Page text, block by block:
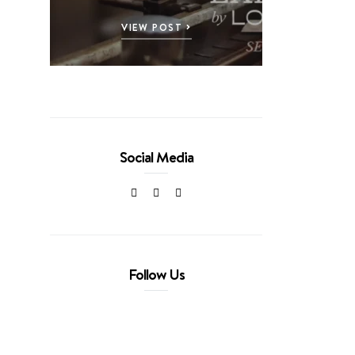
VIEW POST
Social Media
Follow Us